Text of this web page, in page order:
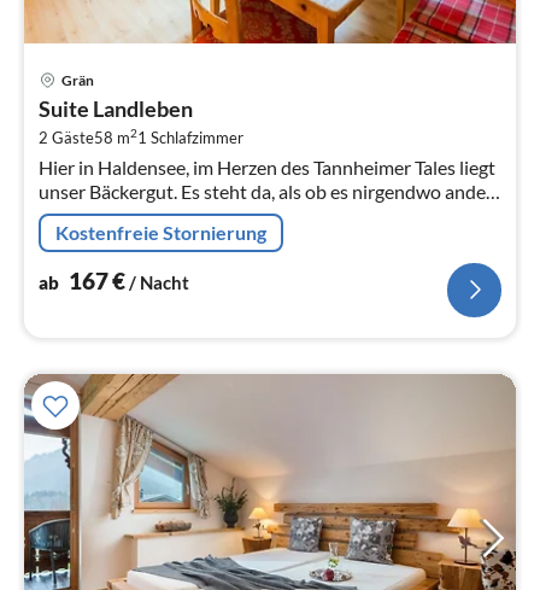
Grän
Suite Landleben
2 Gäste58 m21 Schlafzimmer
Hier in Haldensee, im Herzen des Tannheimer Tales liegt
unser Bäckergut. Es steht da, als ob es nirgendwo anders
auf dieser Welt hingehört.
Kostenfreie Stornierung
ab 167€ / Nacht